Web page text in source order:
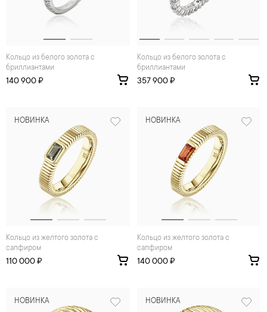
Кольцо из белого золота с
бриллиантами
140 900 ₽
Кольцо из белого золота с
бриллиантами
357 900 ₽
НОВИНКА
Кольцо из желтого золота с
сапфиром
110 000 ₽
НОВИНКА
Кольцо из желтого золота с
сапфиром
140 000 ₽
НОВИНКА НОВИНКА